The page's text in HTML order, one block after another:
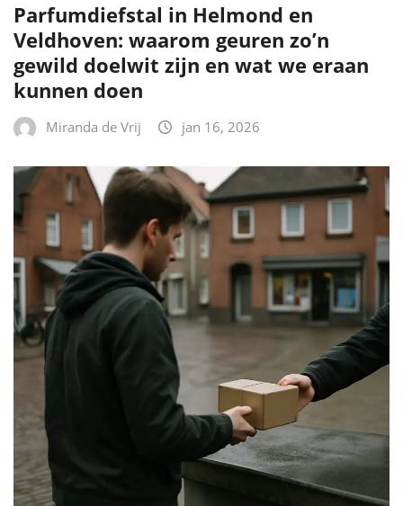
Parfumdiefstal in Helmond en
Veldhoven: waarom geuren zo’n
gewild doelwit zijn en wat we eraan
kunnen doen
Miranda de Vrij jan 16, 2026